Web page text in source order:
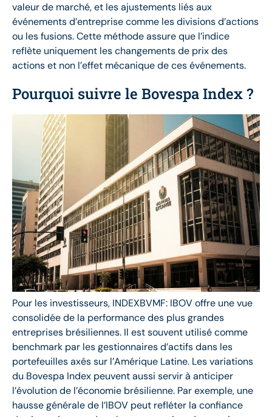
valeur de marché, et les ajustements liés aux
événements d’entreprise comme les divisions d’actions
ou les fusions. Cette méthode assure que l’indice
reflète uniquement les changements de prix des
actions et non l’effet mécanique de ces événements.
Pourquoi suivre le Bovespa Index ?
Pour les investisseurs, INDEXBVMF: IBOV offre une vue
consolidée de la performance des plus grandes
entreprises brésiliennes. Il est souvent utilisé comme
benchmark par les gestionnaires d’actifs dans les
portefeuilles axés sur l’Amérique Latine. Les variations
du Bovespa Index peuvent aussi servir à anticiper
l’évolution de l’économie brésilienne. Par exemple, une
hausse générale de l’IBOV peut refléter la confiance